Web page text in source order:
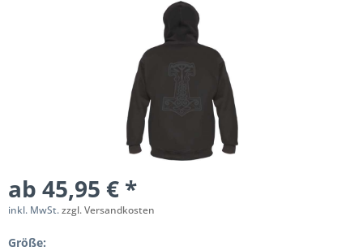
ab 45,95 € *
inkl. MwSt.zzgl. Versandkosten
Größe: